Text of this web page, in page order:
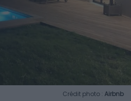
Crédit photo : Airbnb